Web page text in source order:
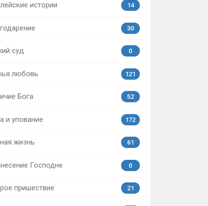
истории 14
30
суд 0
любовь 121
Бога 52
и упование 172
жизнь 61
Господне 0
пришествие 21